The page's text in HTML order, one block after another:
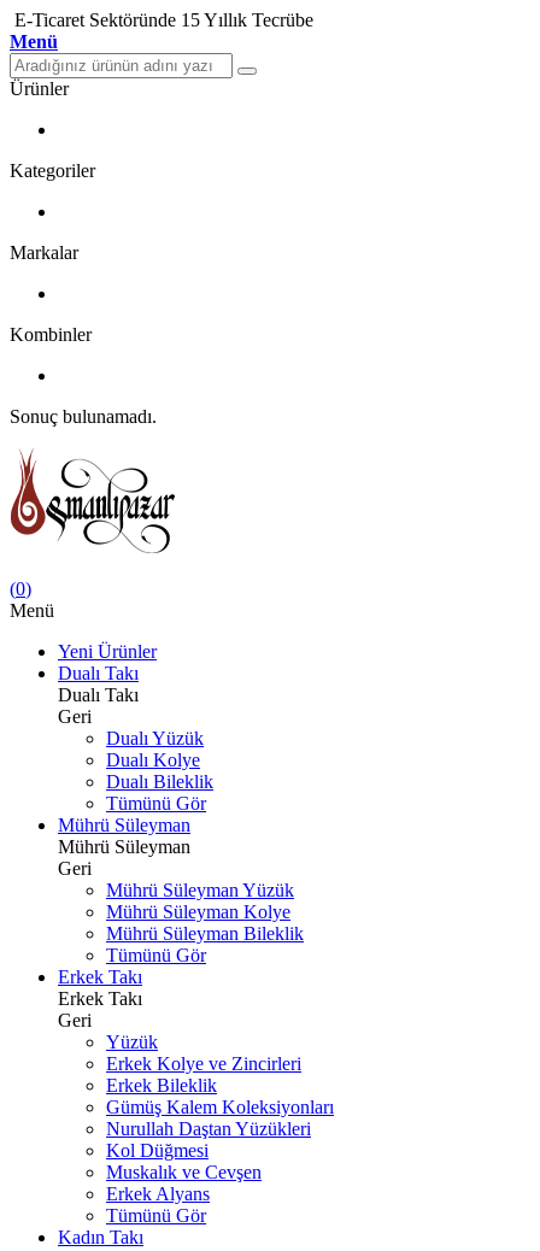
E-Ticaret Sektöründe 15 Yıllık Tecrübe
Menü
Ürünler
Kategoriler
Markalar
Kombinler
Sonuç bulunamadı.
(0)
Menü
Yeni Ürünler
Dualı Takı
Dualı Takı
Geri
Dualı Yüzük
Dualı Kolye
Dualı Bileklik
Tümünü Gör
Mührü Süleyman
Mührü Süleyman
Geri
Mührü Süleyman Yüzük
Mührü Süleyman Kolye
Mührü Süleyman Bileklik
Tümünü Gör
Erkek Takı
Erkek Takı
Geri
Yüzük
Erkek Kolye ve Zincirleri
Erkek Bileklik
Gümüş Kalem Koleksiyonları
Nurullah Daştan Yüzükleri
Kol Düğmesi
Muskalık ve Cevşen
Erkek Alyans
Tümünü Gör
Kadın Takı